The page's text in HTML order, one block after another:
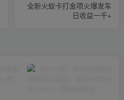
全新火蚁卡打金项火爆发车
日收益一千+